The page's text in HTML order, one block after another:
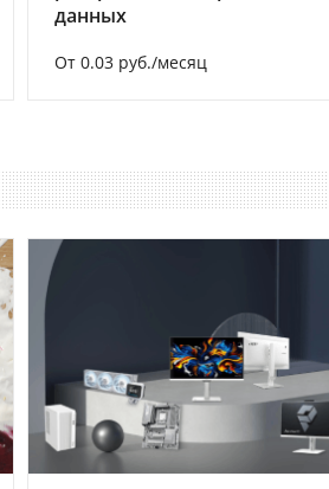
данных
От 0.03 руб./месяц